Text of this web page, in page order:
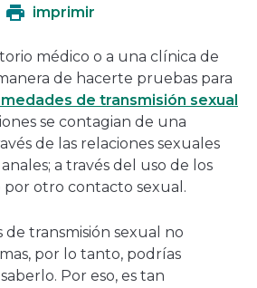
nueva
ventana
imprimir
médico o a una clínica de
de hacerte pruebas para
de transmisión sexual
se contagian de una
de las relaciones sexuales
a través del uso de los
por otro contacto sexual.
de transmisión sexual no
por lo tanto, podrías
Por eso, es tan